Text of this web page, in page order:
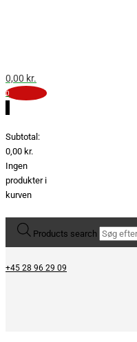
0,00 kr.
0
Subtotal:
0,00 kr.
Ingen
produkter i
kurven
Products search
+45 28 96 29 09